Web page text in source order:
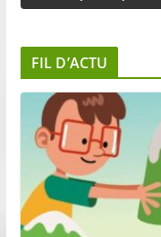
FIL D’ACTU